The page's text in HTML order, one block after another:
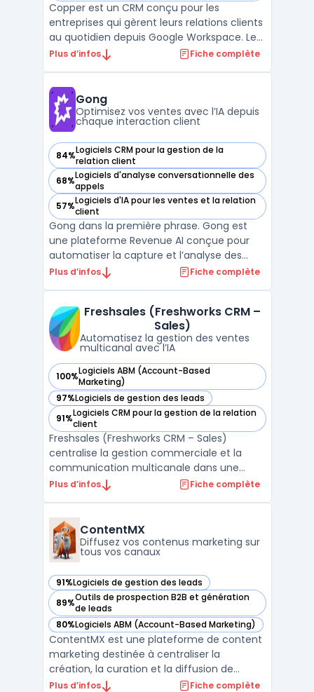
Copper est un CRM conçu pour les
entreprises qui gèrent leurs relations clients
au quotidien depuis Google Workspace. Les
équipes qui travaillent sur Gmail, Calendar
d’informations entre différents outils.
Copper permet la cen ...
Plus d’infos Fiche complète
Gong
Optimisez vos ventes avec l’IA depuis
chaque interaction client
84%Logiciels CRM pour la gestion de la
relation client
— voir Gong dans cette catégorie
68%Logiciels d'analyse conversationnelle des
appels
— voir Gong dans cette catégorie
57%Logiciels d'IA pour les ventes et la relation
client
— voir Gong dans cette catégorie
Gong dans la première phrase. Gong est
une plateforme Revenue AI conçue pour
automatiser la capture et l’analyse des
interactions clients. Elle centralise en temps
acheteurs, afin de fournir des insights
factuels sur les actions à ...
Plus d’infos Fiche complète
Freshsales (Freshworks CRM –
Sales)
Automatisez la gestion des ventes
multicanal avec l’IA
100%Logiciels ABM (Account-Based
Marketing)
— voir Freshsales (Freshworks CRM – Sales) dans cette
97%Logiciels de gestion des leads
— voir Freshsales (Freshworks CRM – Sales) dans cette
91%Logiciels CRM pour la gestion de la relation
client
— voir Freshsales (Freshworks CRM – Sales) dans cette
Freshsales (Freshworks CRM – Sales)
centralise la gestion commerciale et la
communication multicanale dans une
interface organisée pour les équipes de
pipeline commercial jusqu’au suivi avancé
des remontées clients, s’ad ...
Plus d’infos Fiche complète
ContentMX
Diffusez vos contenus marketing sur
tous vos canaux
91%Logiciels de gestion des leads
— voir ContentMX dans cette catégorie
89%Outils de prospection B2B et génération
de leads
— voir ContentMX dans cette catégorie
80%Logiciels ABM (Account-Based Marketing)
— voir ContentMX dans cette catégorie
ContentMX est une plateforme de content
marketing destinée à centraliser la
création, la curation et la diffusion de
contenus dans un contexte de réseaux de
Plus d’infos Fiche complète